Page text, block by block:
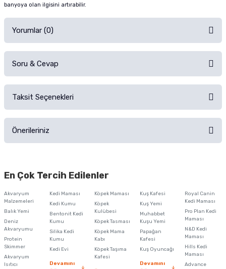
banyoya olan ilgisini artırabilir.
Yorumlar (0)
Ürünü Satın Al ve Yorumla
Soru & Cevap
Taksit Seçenekleri
Önerileriniz
iletebilirsiniz.
Ürün resmi kalitesiz, bozuk veya görüntülenemiyor.
Ürün açıklamasında eksik bilgiler bulunuyor.
Ürün bilgilerinde hatalar bulunuyor.
Ürün fiyatı diğer sitelerden daha pahalı.
En Çok Tercih Edilenler
Akvaryum
Malzemeleri
Balık Yemi
Deniz
Akvaryumu
Protein
Skimmer
Akvaryum
Isıtıcı
Kedi Maması
Kedi Kumu
Bentonit Kedi
Kumu
Silika Kedi
Kumu
Kedi Evi
Devamını
Köpek Maması
Köpek
Kulübesi
Köpek Tasması
Köpek Mama
Kabı
Köpek Taşıma
Kafesi
Kuş Kafesi
Kuş Yemi
Muhabbet
Kuşu Yemi
Papağan
Kafesi
Kuş Oyuncağı
Devamını
Royal Canin
Kedi Maması
Pro Plan Kedi
Maması
N&D Kedi
Maması
Hills Kedi
Maması
Advance